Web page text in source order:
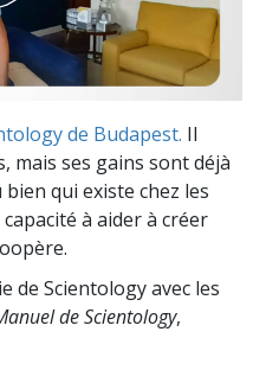
de Budapest. Il
mais ses gains sont déjà
qui existe chez les
à aider à créer
de Scientology avec les
de Scientology,